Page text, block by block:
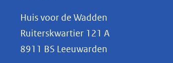
Huis voor de Wadden
Ruiterskwartier 121 A
8911 BS Leeuwarden